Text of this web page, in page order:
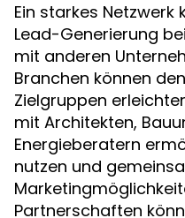
Ein starkes
Lead-Generierung
mit anderen
Branchen können
Zielgruppen
mit Architekten,
Energieberatern
nutzen und
Partnerschaften